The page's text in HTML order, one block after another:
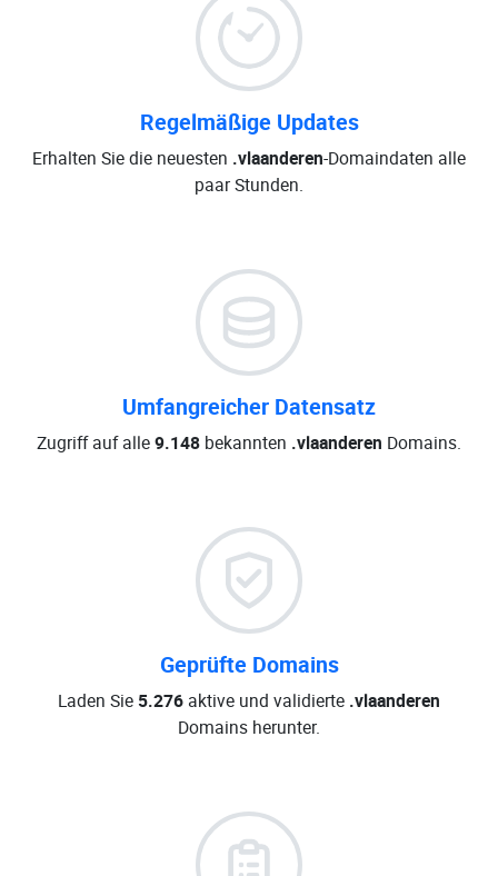
Regelmäßige Updates
Erhalten Sie die neuesten .vlaanderen-Domaindaten alle
paar Stunden.
Umfangreicher Datensatz
Zugriff auf alle9.148 bekannten .vlaanderen Domains.
Geprüfte Domains
Laden Sie 5.276 aktive und validierte .vlaanderen
Domains herunter.